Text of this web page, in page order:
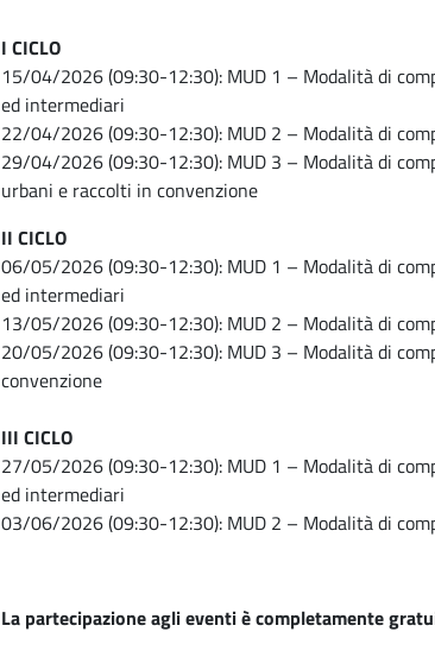
I CICLO
15/04/2026 (09:30-12:30): MUD 1 – Modalità di
ed intermediari
22/04/2026 (09:30-12:30): MUD 2 – Modalità di
29/04/2026 (09:30-12:30): MUD 3 – Modalità di
urbani e raccolti in convenzione
II CICLO
06/05/2026 (09:30-12:30): MUD 1 – Modalità di
ed intermediari
13/05/2026 (09:30-12:30): MUD 2 – Modalità di
20/05/2026 (09:30-12:30): MUD 3 – Modalità di
convenzione
III CICLO
27/05/2026 (09:30-12:30): MUD 1 – Modalità di
ed intermediari
03/06/2026 (09:30-12:30): MUD 2 – Modalità di
La partecipazione agli eventi è completamente